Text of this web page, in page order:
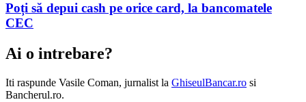
Poți să depui cash pe orice card, la bancomatele
CEC
Ai o intrebare?
Iti raspunde Vasile Coman, jurnalist la GhiseulBancar.ro si
Bancherul.ro.